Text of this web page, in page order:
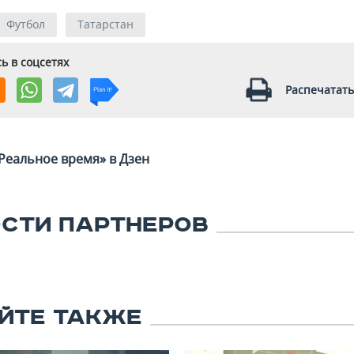
Футбол Татарстан
в соцсетях
время» в Дзен
ПАРТНЕРОВ
ТАКЖЕ